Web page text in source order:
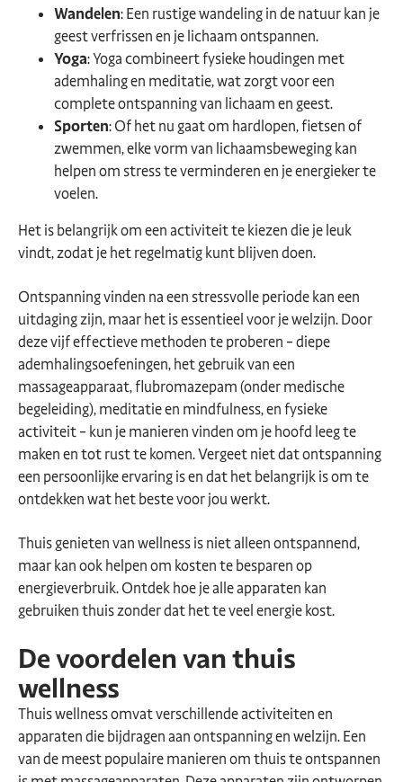
Wandelen: Een rustige wandeling in de natuur kan je
geest verfrissen en je lichaam ontspannen.
Yoga: Yoga combineert fysieke houdingen met
ademhaling en meditatie, wat zorgt voor een
complete ontspanning van lichaam en geest.
Sporten: Of het nu gaat om hardlopen, fietsen of
zwemmen, elke vorm van lichaamsbeweging kan
helpen om stress te verminderen en je energieker te
voelen.
Het is belangrijk om een activiteit te kiezen die je leuk
vindt, zodat je het regelmatig kunt blijven doen.
Ontspanning vinden na een stressvolle periode kan een
uitdaging zijn, maar het is essentieel voor je welzijn. Door
deze vijf effectieve methoden te proberen – diepe
ademhalingsoefeningen, het gebruik van een
massageapparaat, flubromazepam (onder medische
begeleiding), meditatie en mindfulness, en fysieke
activiteit – kun je manieren vinden om je hoofd leeg te
maken en tot rust te komen. Vergeet niet dat ontspanning
een persoonlijke ervaring is en dat het belangrijk is om te
ontdekken wat het beste voor jou werkt.
Thuis genieten van wellness is niet alleen ontspannend,
maar kan ook helpen om kosten te besparen op
energieverbruik. Ontdek hoe je alle apparaten kan
gebruiken thuis zonder dat het te veel energie kost.
De voordelen van thuis
wellness
Thuis wellness omvat verschillende activiteiten en
apparaten die bijdragen aan ontspanning en welzijn. Een
van de meest populaire manieren om thuis te ontspannen